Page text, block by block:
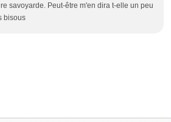
savoyarde. Peut-être m'en dira t-elle un peu
bisous